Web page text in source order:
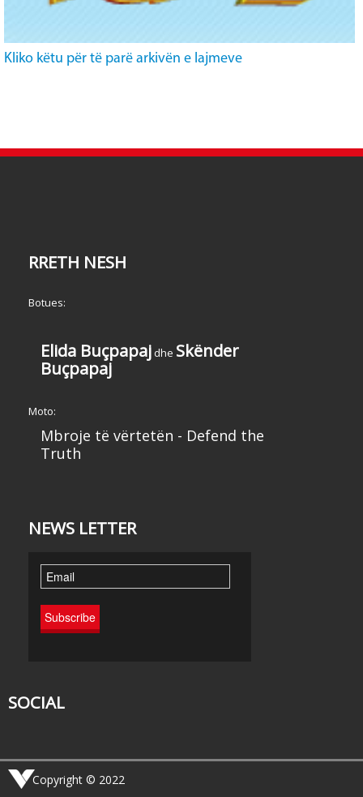
Kliko këtu për të parë arkivën e lajmeve
RRETH NESH
Botues:
Elida Buçpapaj dhe Skënder
Buçpapaj
Moto:
Mbroje të vërtetën - Defend the
Truth
NEWS LETTER
SOCIAL
Copyright © 2022